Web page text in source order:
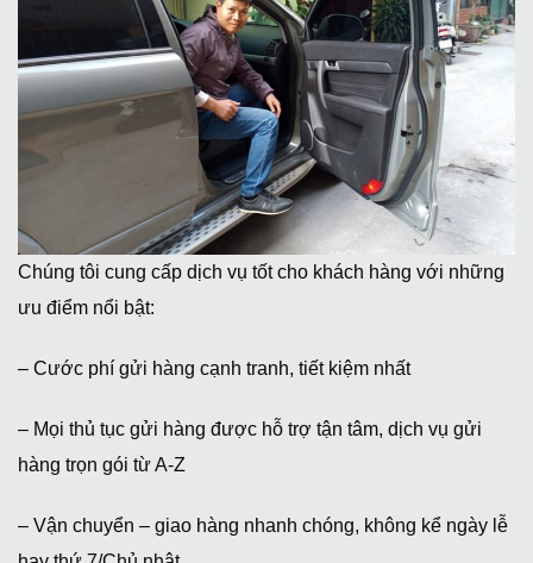
Chúng tôi cung cấp dịch vụ tốt cho khách hàng với những
ưu điểm nổi bật:
– Cước phí gửi hàng cạnh tranh, tiết kiệm nhất
– Mọi thủ tục gửi hàng được hỗ trợ tận tâm, dịch vụ gửi
hàng trọn gói từ A-Z
– Vận chuyển – giao hàng nhanh chóng, không kể ngày lễ